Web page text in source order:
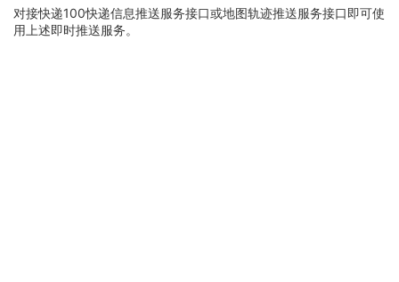
对接快递100快递信息推送服务接口或地图轨迹推送服务接口即可使
用上述即时推送服务。